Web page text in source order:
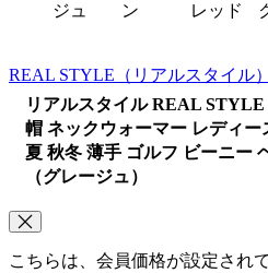
ジュ
ン
レッド
REAL STYLE （リアルスタイル）
リアルスタイル REAL
帽 ネックウォーマー レディ
夏 秋冬 薄手 ゴルフ ビーニー
（グレージュ）
こちらは、会員価格が設定され